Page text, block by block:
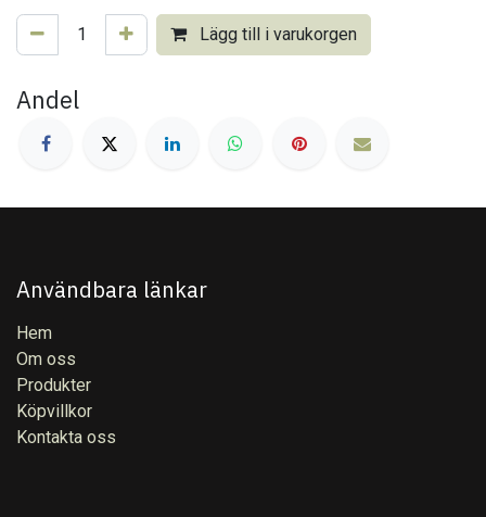
Lägg till i varukorgen
Andel
Användbara länkar
Hem
Om oss
Produkter
Köpvillkor
Kontakta oss